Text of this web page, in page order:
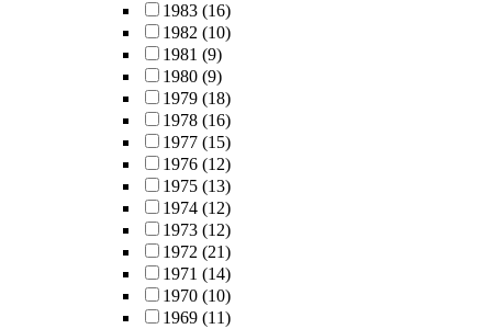
1983 (16)
1982 (10)
1981 (9)
1980 (9)
1979 (18)
1978 (16)
1977 (15)
1976 (12)
1975 (13)
1974 (12)
1973 (12)
1972 (21)
1971 (14)
1970 (10)
1969 (11)